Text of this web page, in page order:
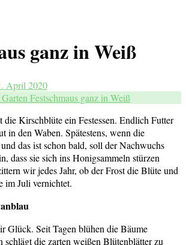
ganz in Weiß
April 2020
Festschmaus ganz in Weiß
die Kirschblüte ein Festessen. Endlich Futter
in den Waben. Spätestens, wenn die
das ist schon bald, soll der Nachwuchs
dass sie sich ins Honigsammeln stürzen
wir jedes Jahr, ob der Frost die Blüte und
im Juli vernichtet.
Glück. Seit Tagen blühen die Bäume
schlägt die zarten weißen Blütenblätter zu